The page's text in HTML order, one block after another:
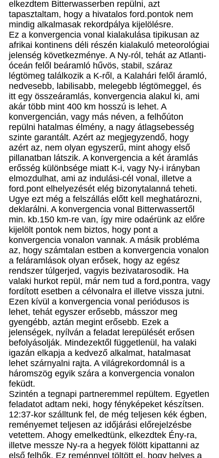
elkezdtem Bitterwasserben repülni, azt
tapasztaltam, hogy a hivatalos ford.pontok nem
mindig alkalmasak rekordpálya kijelölésre.
Ez a konvergencia vonal kialakulása tipikusan az
afrikai kontinens déli részén kialakuló meteorológiai
jelenség következménye. A Ny-ról, tehát az Atlanti-
óceán felől beáramló hűvös, stabil, száraz
légtömeg találkozik a K-ről, a Kalahári felől áramló,
nedvesebb, labilisabb, melegebb légtömeggel, és
itt egy összeáramlás, konvergencia alakul ki, ami
akár több mint 400 km hosszú is lehet. A
konvergencián, vagy más néven, a felhőúton
repülni hatalmas élmény, a nagy átlagsebesség
szinte garantált. Azért az megjegyzendő, hogy
azért az, nem olyan egyszerű, mint ahogy első
pillanatban látszik. A konvergencia a két áramlás
erősség különbsége miatt K-i, vagy Ny-i irányban
elmozdulhat, ami az indulási-cél vonal, illetve a
ford.pont elhelyezését elég bizonytalanná teheti.
Ugye ezt még a felszállás előtt kell meghatározni,
deklarálni. A konvergencia vonal Bitterwassertől
min. kb.150 km-re van, így mire odaérünk az előre
kijelölt pontok nem biztos, hogy pont a
konvergencia vonalon vannak. A másik probléma
az, hogy számtalan estben a konvergencia vonalon
a feláramlások olyan erősek, hogy az egész
rendszer túlgerjed, vagyis bezivatarosodik. Ha
valaki hurkot repül, már nem tud a ford,pontra, vagy
fordított esetben a célvonalra el illetve vissza jutni.
Ezen kívül a konvergencia vonal periódusos is
lehet, tehát egyszer erősebb, másszor meg
gyengébb, aztán megint erősebb. Ezek a
jelenségek, nyílván a feladat lerepülését erősen
befolyásolják. Mindezektől függetlenül, ha valaki
igazán elkapja a kedvező alkalmat, hatalmasat
lehet szárnyalni rajta. A világrekordomnál is a
háromszög egyik szára a konvergencia vonalon
feküdt.
Szintén a tegnapi partneremmel repültem. Egyetlen
feladatot adtam neki, hogy fényképeket készítsen.
12:37-kor szálltunk fel, de még teljesen kék égben,
reményemet teljesen az időjárási előrejelzésbe
vetettem. Ahogy emelkedtünk, elkezdtek Ény-ra,
illetve messze Ny-ra a hegyek fölött kipattanni az
első felhők. Ez reménnyel töltött el, hogy helyes a